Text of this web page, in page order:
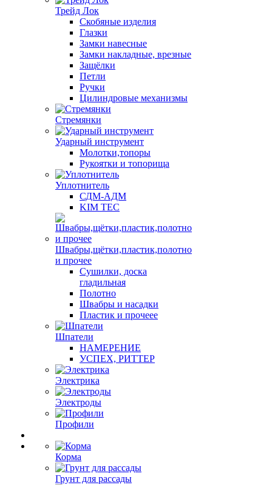
Трейд Лок
Скобяные изделия
Глазки
Замки навесные
Замки накладные, врезные
Защёлки
Петли
Ручки
Цилиндровые механизмы
Стремянки
Ударный инструмент
Молотки,топоры
Рукоятки и топорища
Уплотнитель
СДМ-АДМ
KIM TEC
Швабры,щётки,пластик,полотно
и прочее
Сушилки, доска
гладильная
Полотно
Швабры и насадки
Пластик и прочеее
Шпатели
НАМЕРЕНИЕ
УСПЕХ, РИТТЕР
Электрика
Электроды
Профили
Корма
Грунт для рассады